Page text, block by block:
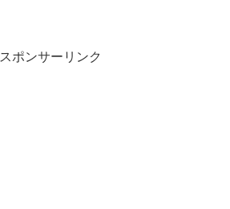
スポンサーリンク